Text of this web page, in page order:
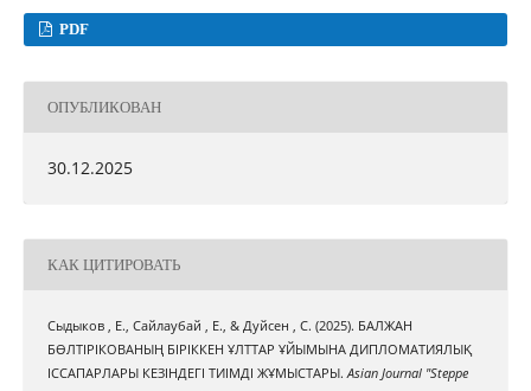
PDF
ОПУБЛИКОВАН
30.12.2025
КАК ЦИТИРОВАТЬ
Сыдыков , Е., Сайлаубай , Е., & Дуйсен , С. (2025). БАЛЖАН
БӨЛТІРІКОВАНЫҢ БІРІККЕН ҰЛТТАР ҰЙЫМЫНА ДИПЛОМАТИЯЛЫҚ
ІССАПАРЛАРЫ КЕЗІНДЕГІ ТИІМДІ ЖҰМЫСТАРЫ.Asian Journal "Steppe